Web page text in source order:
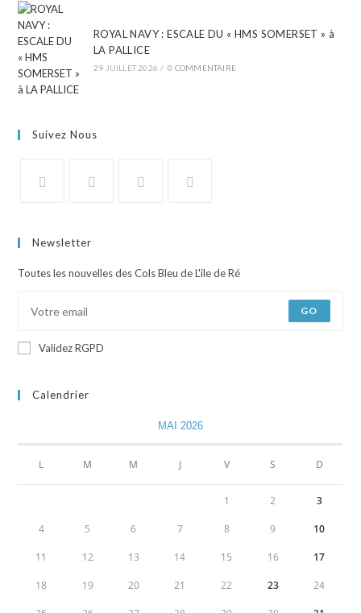
ROYAL NAVY : ESCALE DU « HMS SOMERSET » à
LA PALLICE
29 JUILLET 2026 / 0 COMMENTAIRE
Suivez Nous
Newsletter
Toutes les nouvelles des Cols Bleu de L'ile de Ré
GO
Validez RGPD
Calendrier
MAI 2026
L M M J V S D
1 2 3
4 5 6 7 8 9 10
11 12 13 14 15 16 17
18 19 20 21 22 23 24